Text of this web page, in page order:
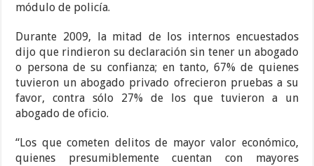
módulo de policía.
Durante 2009, la mitad de los internos encuestados
dijo que rindieron su declaración sin tener un abogado
o persona de su confianza; en tanto, 67% de quienes
tuvieron un abogado privado ofrecieron pruebas a su
favor, contra sólo 27% de los que tuvieron a un
abogado de oficio.
“Los que cometen delitos de mayor valor económico,
quienes presumiblemente cuentan con mayores